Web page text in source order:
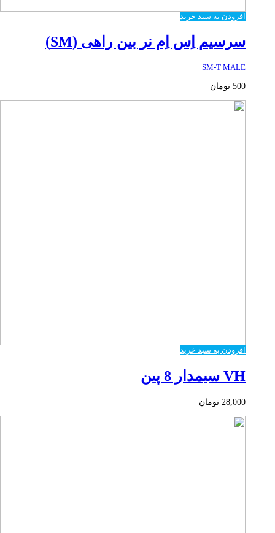
افزودن به سبد خرید
سرسیم اِس اِم نر بین راهی (SM)
SM-T MALE
500 تومان
افزودن به سبد خرید
VH سیمدار 8 پین
28,000 تومان